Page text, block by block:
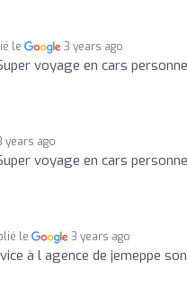
le 3 years ago
voyage en cars
years ago
voyage en cars
le 3 years ago
à l agence de jemeppe